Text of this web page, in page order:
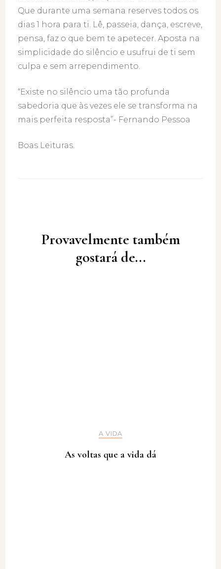
Que durante uma semana reserves todos os
dias 1 hora para ti. Lê, passeia, dança, escreve,
pensa, faz o que bem te apetecer. Aposta na
simplicidade do silêncio e usufrui de ti sem
culpa e sem arrependimento.
“Existe no silêncio uma tão profunda
sabedoria que às vezes ele se transforma na
mais perfeita resposta”- Fernando Pessoa
Boas Leituras.
Provavelmente também
gostará de...
A VIDA
As voltas que a vida dá